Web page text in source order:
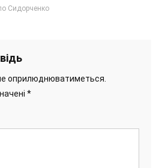
Сидорченко
оприлюднюватиметься.
*